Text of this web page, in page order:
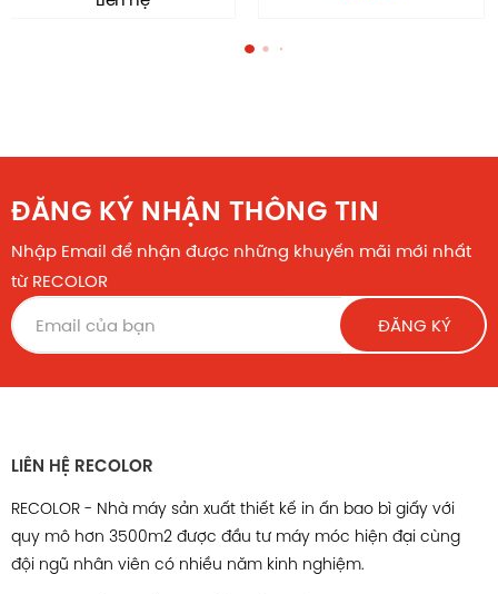
ĐĂNG KÝ NHẬN THÔNG TIN
Nhập Email để nhận được những khuyến mãi mới nhất
từ RECOLOR
ĐĂNG KÝ
LIÊN HỆ RECOLOR
RECOLOR - Nhà máy sản xuất thiết kế in ấn bao bì giấy với
quy mô hơn 3500m2 được đầu tư máy móc hiện đại cùng
đội ngũ nhân viên có nhiều năm kinh nghiệm.